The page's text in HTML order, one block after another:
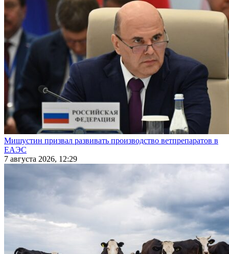
Мишустин призвал развивать производство ветпрепаратов в
ЕАЭС
7 августа 2026, 12:29